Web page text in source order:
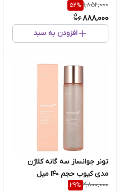
1,852,000
52%
888,000
افزودن به سبد
تونر جوانساز سه گانه کلاژن
مدی کیوب حجم 140 میل
2,800,000
29%